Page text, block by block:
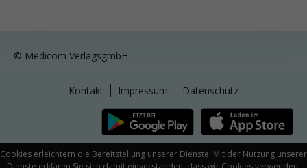
Cookies erleichtern die Bereitstellung unserer Dienste. Mit der Nutzung unserer
© Medicom VerlagsgmbH
Kontakt Impressum Datenschutz